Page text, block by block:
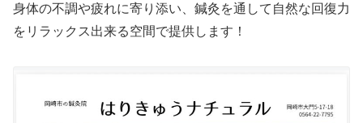
身体の不調や疲れに寄り添い、鍼灸を通して自然な回復力
をリラックス出来る空間で提供します！